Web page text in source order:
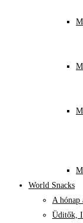
World Snacks
A hónap
Üditők,